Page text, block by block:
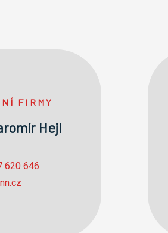
FIRMY
Hejl
620 646